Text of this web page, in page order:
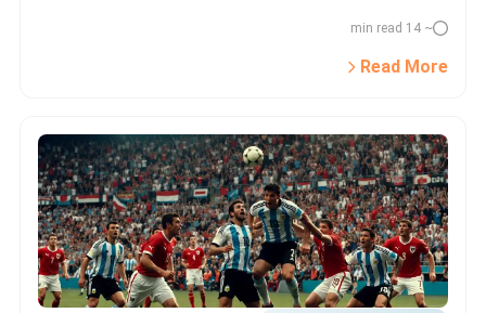
~ 14 min read
Read More